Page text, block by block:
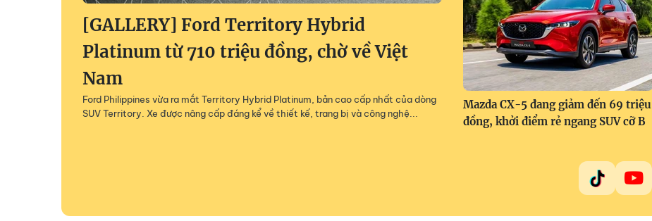
[GALLERY] Ford Territory Hybrid
Platinum từ 710 triệu đồng, chờ về Việt
Nam
Ford Philippines vừa ra mắt Territory Hybrid Platinum, bản cao cấp nhất của dòng
SUV Territory. Xe được nâng cấp đáng kể về thiết kế, trang bị và công nghệ...
Mazda CX-5 đang giảm đến 69 triệu
đồng, khởi điểm rẻ ngang SUV cỡ B